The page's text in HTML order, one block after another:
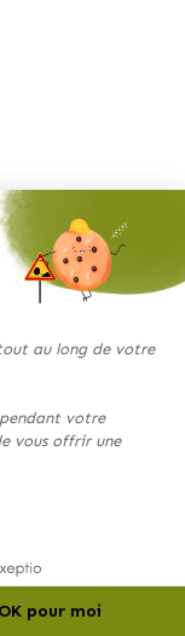
tout au long de votre
votre
vous offrir une
OK pour moi